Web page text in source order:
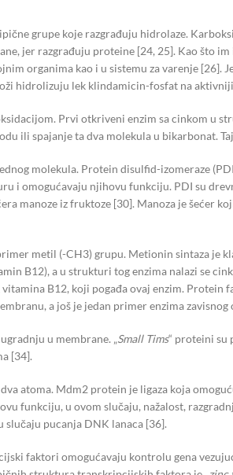
grupe koje razgrađuju hidrolaze.
jer razgrađuju proteine [24, 25]. Kao što
organima kao i u sistemu za varenje [26].
hidrolizuju lek klindamicin-fosfat na
Prvi otkriveni enzim sa cinkom u
ili spajanje ta dva molekula u bikarbonat.
molekula. Protein disulfid-izomeraze
i omogućavaju njihovu funkciju. PDI su
manoze iz fruktoze [30]. Manoza je šećer
metil (-CH3) grupu. Metionin sintaza je
B12), a u strukturi tog enzima nalazi se
B12, koji pogađa ovaj enzim. Protein
a još je jedan primer enzima zavisnog
u membrane. „Small Tims“ proteini su
[34].
atoma. Mdm2 protein je ligaza koja
funkciju, u ovom slučaju, nažalost,
slučaju pucanja DNK lanaca [36].
faktori omogućavaju kontrolu gena